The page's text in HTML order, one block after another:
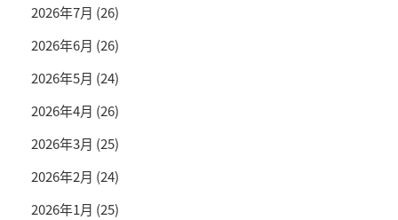
2026年7月 (26)
2026年6月 (26)
2026年5月 (24)
2026年4月 (26)
2026年3月 (25)
2026年2月 (24)
2026年1月 (25)